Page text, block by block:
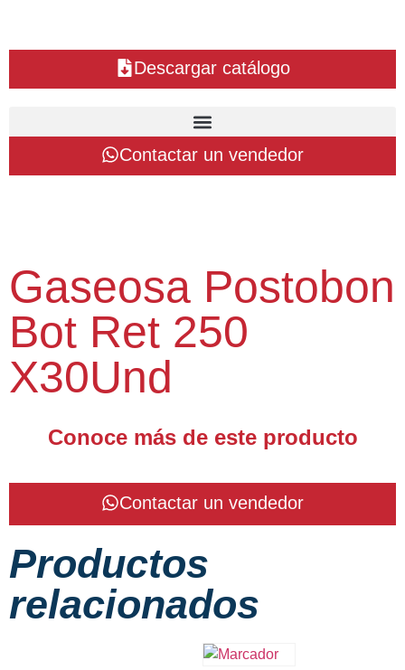
Descargar catálogo
Contactar un vendedor
Gaseosa Postobon
Bot Ret 250
X30Und
Conoce más de este producto
Contactar un vendedor
Productos
relacionados